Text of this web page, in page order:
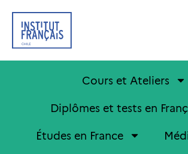
Cours et Ateliers
Diplômes et tests en
Études en France